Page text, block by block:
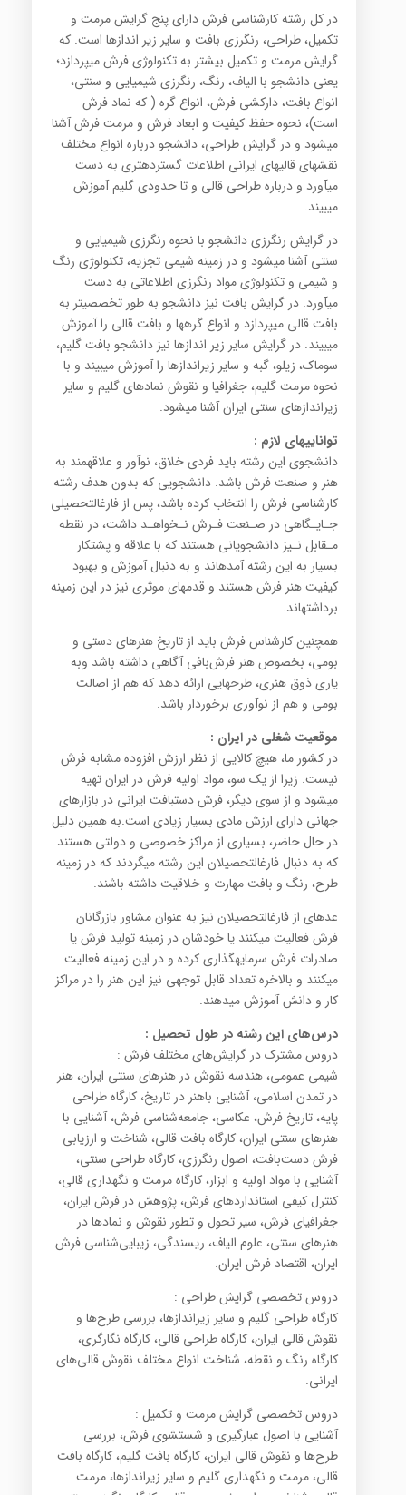
در کل رشته کارشناسی فرش دارای پنج گرایش مرمت و
تکمیل، طراحی، رنگرزی بافت و سایر زیر انداز‎ها است. که
گرایش مرمت و تکمیل بیشتر به تکنولوژی فرش می‎پردازد؛
یعنی دانشجو با الیاف، رنگ، رنگرزی شیمیایی و سنتی،
انواع بافت، دارکشی فرش، انواع گره ( که نماد فرش
است)، نحوه حفظ کیفیت و ابعاد فرش و مرمت فرش آشنا
می‎شود و در گرایش‎ طراحی، دانشجو درباره انواع مختلف
نقش‎های قالی‎های ایرانی اطلاعات گسترده‎تری به دست
می‎آورد و درباره طراحی قالی و تا حدودی گلیم آموزش
می‎بیند.
در گرایش رنگرزی دانشجو با نحوه رنگرزی شیمیایی و
سنتی آشنا می‎شود و در زمینه شیمی تجزیه، تکنولوژی رنگ
و شیمی و تکنولوژی مواد رنگرزی اطلاعاتی به دست
می‎آورد. در گرایش بافت نیز دانشجو به طور تخصصی‎تر به
بافت قالی می‎پردازد و انواع گره‎ها و بافت‎ قالی را آموزش
می‎بیند. در گرایش سایر زیر اندازها نیز دانشجو بافت گلیم،
سوماک، زیلو، گبه و سایر زیرانداز‎ها را آموزش می‎بیند و با
نحوه مرمت گلیم، جغرافیا و نقوش نمادهای گلیم و سایر
زیراندازهای سنتی ایران آشنا می‎شود.
تواناییهای لازم :
دانشجوی این رشته باید فردی خلاق، نوآور و علاقه‎مند به
هنر و صنعت فرش باشد. دانشجویی که بدون هدف رشته
کارشناسی فرش را انتخاب کرده باشد، پس از فارغ‎التحصیلی
جـایـگاهی در صـنعت فـرش نـخواهـد داشت، در نقطه
مـقابل نـیز دانشجویانی هستند که با علاقه و پشتکار
بسیار به این رشته آمده‎اند و به دنبال آموزش و بهبود
کیفیت هنر فرش هستند و قدم‎های موثری نیز در این زمینه
برداشته‎اند.
همچنین کارشناس فرش باید از تاریخ هنرهای دستی و
بومی، بخصوص هنر فرش‌بافی آگاهی داشته باشد وبه
یاری ذوق هنری، طرح‎هایی ارائه دهد که هم از اصالت
بومی و هم از نوآوری برخوردار باشد.
موقعیت شغلی در ایران :
در کشور ما، هیچ کالایی از نظر ارزش افزوده مشابه فرش
نیست. زیرا از یک سو، مواد اولیه فرش در ایران تهیه
می‎شود و از سوی دیگر، فرش دست‎بافت ایرانی در بازارهای
جهانی دارای ارزش مادی بسیار زیادی است.به همین دلیل
در حال حاضر، بسیاری از مراکز خصوصی و دولتی هستند
که به دنبال فارغ‎التحصیلان این رشته می‎گردند که در زمینه
طرح، رنگ و بافت مهارت و خلاقیت داشته باشند.
عده‎ای از فارغ‎التحصیلان نیز به عنوان مشاور بازرگانان
فرش فعالیت می‎کنند یا خودشان در زمینه تولید فرش یا
صادرات فرش سرمایه‎گذاری کرده و در این زمینه فعالیت
می‎کنند و بالاخره تعداد قابل توجهی نیز این هنر را در مراکز
کار و دانش آموزش می‎دهند.
درس‌های این رشته در طول تحصیل :
دروس مشترک در گرایش‌های مختلف فرش :
شیمی عمومی، هندسه نقوش در هنرهای سنتی ایران، هنر
در تمدن اسلامی، آشنایی باهنر در تاریخ، کارگاه طراحی
پایه، تاریخ فرش، عکاسی، جامعه‌شناسی فرش، آشنایی با
هنرهای سنتی ایران، کارگاه بافت قالی، شناخت و ارزیابی
فرش دست‌بافت، اصول رنگرزی، کارگاه طراحی سنتی،
آشنایی با مواد اولیه و ابزار، کارگاه مرمت و نگهداری قالی،
کنترل کیفی استانداردهای فرش، پژوهش در فرش ایران،
جغرافیای فرش، سیر تحول و تطور نقوش و نمادها در
هنرهای سنتی، علوم الیاف، ریسندگی، زیبایی‌شناسی فرش
ایران، اقتصاد فرش ایران.
دروس تخصصی گرایش طراحی :
کارگاه طراحی گلیم و سایر زیراندازها، بررسی طرح‌ها و
نقوش قالی ایران، کارگاه طراحی قالی، کارگاه نگارگری،
کارگاه رنگ و نقطه، شناخت انواع مختلف نقوش قالی‌های
ایرانی.
دروس تخصصی گرایش مرمت و تکمیل :
آشنایی با اصول غبارگیری و شستشوی فرش، بررسی
طرح‌ها و نقوش قالی ایران، کارگاه بافت گلیم، کارگاه بافت
قالی، مرمت و نگهداری گلیم و سایر زیراندازها، مرمت